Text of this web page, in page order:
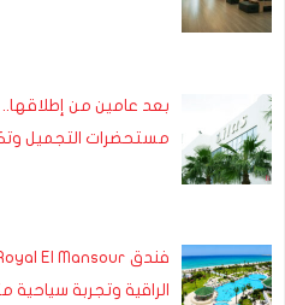
مستحضرات التجميل
الراقية وتجربة